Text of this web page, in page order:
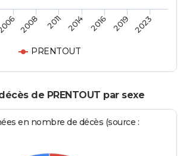
PRENTOUT
2008 2011 2014 2016 2019 2023
de PRENTOUT par sexe
en nombre de décès (source :